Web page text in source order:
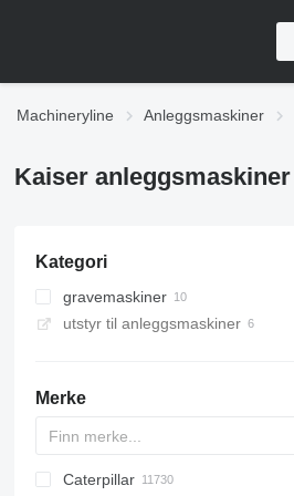
Machineryline Anleggsmaskiner
Kaiser anleggsmaskiner
Kategori
gravemaskiner
gående gravemaskin
utstyr til anleggsmaskiner
Merke
Titan
AL
SP
AX
X-Series
AFW
HD
FlexiROC
1304
400 - series
BC
BG
BB
TW
463
GSH
Leonardo
AHK
K-series
CK
3.5
B-series
450
Caterpillar